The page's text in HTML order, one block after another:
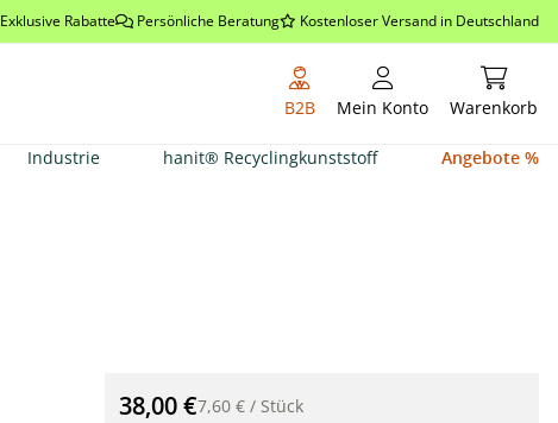
Exklusive Rabatte Persönliche Beratung Kostenloser Versand in Deutschland
B2B Mein Konto Warenkorb
Industrie hanit® Recyclingkunststoff Angebote %
PureNature Wuchshülle 1,2m Ø12cm"
38,00 €7,60 € / Stück